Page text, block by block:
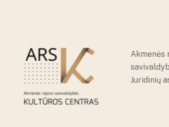
Akmenės
Juridinių